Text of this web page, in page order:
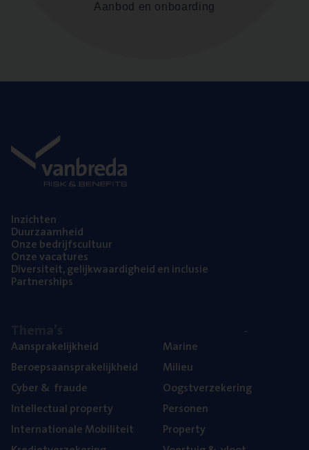
Aanbod en onboarding
Inzich­ten
Duur­zaam­heid
Onze bedrijfs­cul­tuur
Onze vaca­tu­res
Diver­si­teit, gelijk­waar­dig­heid en inclusie
Part­ner­ships
Aan­spra­ke­lijk­heid
Beroeps­aan­spra­ke­lijk­heid
Cyber& fraude
Intel­lec­tu­al property
Inter­na­ti­o­na­le Mobiliteit
Mari­ne
Mili­eu
Oogst­ver­ze­ke­ring
Per­so­nen
Pro­per­ty